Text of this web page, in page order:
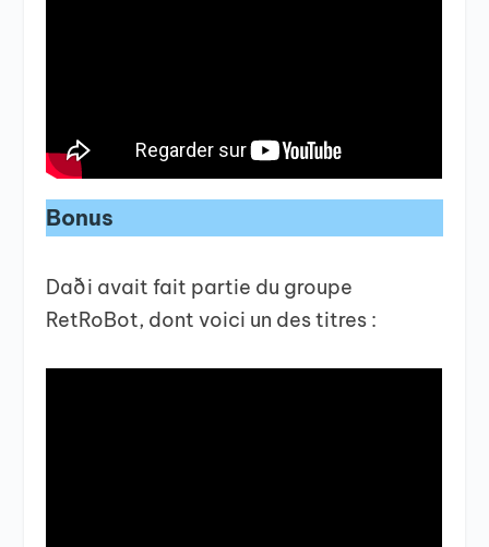
Bonus
Daði avait fait partie du groupe
RetRoBot, dont voici un des titres :